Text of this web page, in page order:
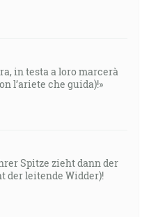
in testa a loro marcerà
l’ariete che guida)!»
Spitze zieht dann der
der leitende Widder)!